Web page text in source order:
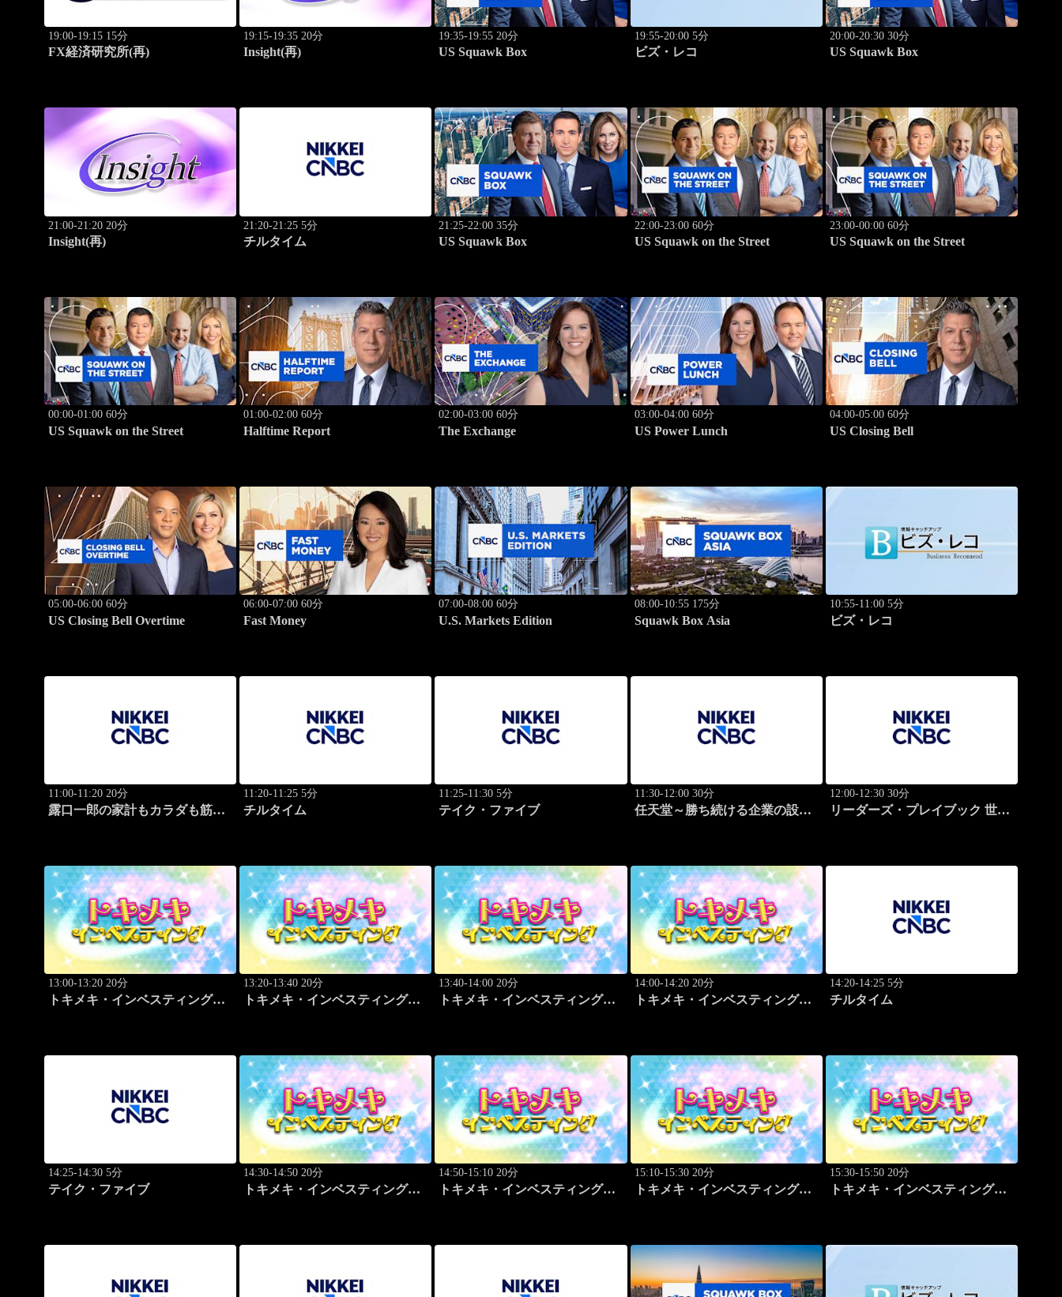
19:00-19:15 15分
FX経済研究所(再)
19:15-19:35 20分
Insight(再)
19:35-19:55 20分
US Squawk Box
19:55-20:00 5分
ビズ・レコ
20:00-20:30 30分
US Squawk Box
21:00-21:20 20分
Insight(再)
21:20-21:25 5分
チルタイム
21:25-22:00 35分
US Squawk Box
22:00-23:00 60分
US Squawk on the Street
23:00-00:00 60分
US Squawk on the Street
00:00-01:00 60分
US Squawk on the Street
01:00-02:00 60分
Halftime Report
02:00-03:00 60分
The Exchange
03:00-04:00 60分
US Power Lunch
04:00-05:00 60分
US Closing Bell
05:00-06:00 60分
US Closing Bell Overtime
06:00-07:00 60分
Fast Money
07:00-08:00 60分
U.S. Markets Edition
08:00-10:55 175分
Squawk Box Asia
10:55-11:00 5分
ビズ・レコ
11:00-11:20 20分
露口一郎の家計もカラダも筋肉
11:20-11:25 5分
チルタイム
11:25-11:30 5分
テイク・ファイブ
11:30-12:00 30分
任天堂～勝ち続ける企業の設計
12:00-12:30 30分
リーダーズ・プレイブック 世界
13:00-13:20 20分
トキメキ・インベスティング・
13:20-13:40 20分
トキメキ・インベスティング・
13:40-14:00 20分
トキメキ・インベスティング・
14:00-14:20 20分
トキメキ・インベスティング・
14:20-14:25 5分
チルタイム
14:25-14:30 5分
テイク・ファイブ
14:30-14:50 20分
トキメキ・インベスティング・
14:50-15:10 20分
トキメキ・インベスティング・
15:10-15:30 20分
トキメキ・インベスティング・
15:30-15:50 20分
トキメキ・インベスティング・